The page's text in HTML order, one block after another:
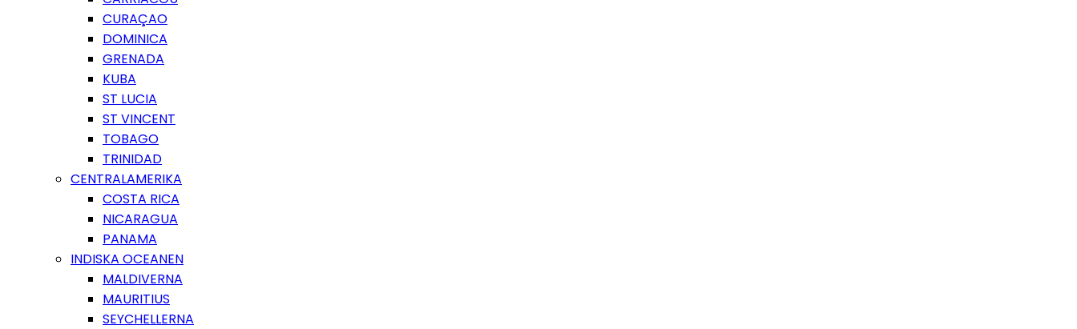
CURAÇAO
DOMINICA
GRENADA
KUBA
ST LUCIA
ST VINCENT
TOBAGO
TRINIDAD
CENTRALAMERIKA
COSTA RICA
NICARAGUA
PANAMA
INDISKA OCEANEN
MALDIVERNA
MAURITIUS
SEYCHELLERNA